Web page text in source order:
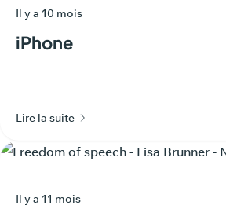
Il y a 10 mois
iPhone
Lire la suite
Il y a 11 mois